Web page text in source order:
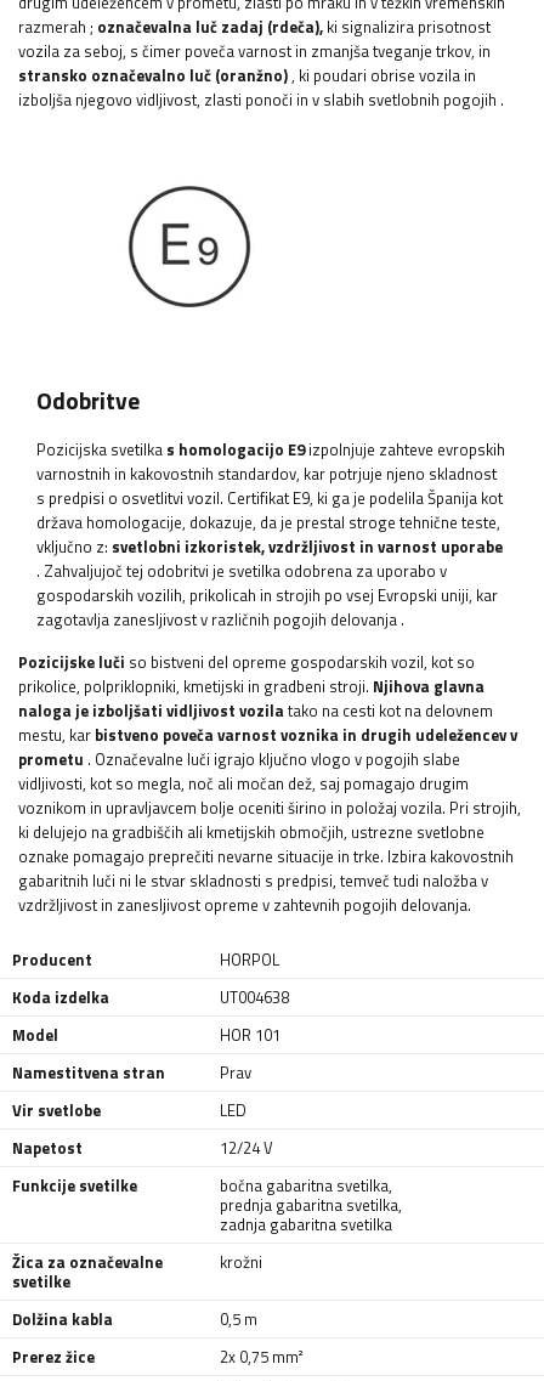
razmerah ; označevalna luč zadaj (rdeča), ki signalizira prisotnost
vozila za seboj, s čimer poveča varnost in zmanjša tveganje trkov, in
stransko označevalno luč (oranžno), ki poudari obrise vozila in
izboljša njegovo vidljivost, zlasti ponoči in v slabih svetlobnih pogojih .
Odobritve
Pozicijska svetilka s homologacijo E9 izpolnjuje zahteve evropskih
varnostnih in kakovostnih standardov, kar potrjuje njeno skladnost
s predpisi o osvetlitvi vozil. Certifikat E9, ki ga je podelila Španija kot
država homologacije, dokazuje, da je prestal stroge tehnične teste,
vključno z: svetlobni izkoristek, vzdržljivost in varnost uporabe
. Zahvaljujoč tej odobritvi je svetilka odobrena za uporabo v
gospodarskih vozilih, prikolicah in strojih po vsej Evropski uniji, kar
zagotavlja zanesljivost v različnih pogojih delovanja .
Pozicijske luči so bistveni del opreme gospodarskih vozil, kot so
prikolice, polpriklopniki, kmetijski in gradbeni stroji. Njihova glavna
naloga je izboljšati vidljivost vozilatako na cesti kot na delovnem
mestu, kar bistveno poveča varnost voznika in drugih udeležencev v
prometu . Označevalne luči igrajo ključno vlogo v pogojih slabe
vidljivosti, kot so megla, noč ali močan dež, saj pomagajo drugim
voznikom in upravljavcem bolje oceniti širino in položaj vozila. Pri strojih,
ki delujejo na gradbiščih ali kmetijskih območjih, ustrezne svetlobne
oznake pomagajo preprečiti nevarne situacije in trke. Izbira kakovostnih
gabaritnih luči ni le stvar skladnosti s predpisi, temveč tudi naložba v
vzdržljivost in zanesljivost opreme v zahtevnih pogojih delovanja.
Producent
HORPOL
Koda izdelka
UT004638
Model
HOR 101
Namestitvena stran
Prav
Vir svetlobe
LED
Napetost
12/24 V
Funkcije svetilke
bočna gabaritna svetilka,
prednja gabaritna svetilka,
zadnja gabaritna svetilka
Žica za označevalne
svetilke
krožni
Dolžina kabla
0,5 m
Prerez žice
2x 0,75 mm²